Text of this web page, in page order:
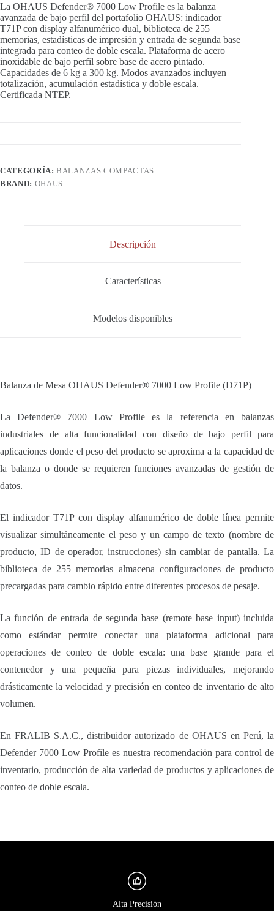
La OHAUS Defender® 7000 Low Profile es la balanza
avanzada de bajo perfil del portafolio OHAUS: indicador
T71P con display alfanumérico dual, biblioteca de 255
memorias, estadísticas de impresión y entrada de segunda base
integrada para conteo de doble escala. Plataforma de acero
inoxidable de bajo perfil sobre base de acero pintado.
Capacidades de 6 kg a 300 kg. Modos avanzados incluyen
totalización, acumulación estadística y doble escala.
Certificada NTEP.
CATEGORÍA:BALANZAS COMPACTAS
BRAND: OHAUS
Descripción
Características
Modelos disponibles
Balanza de Mesa OHAUS Defender® 7000 Low Profile (D71P)
La Defender® 7000 Low Profile es la referencia en balanzas
industriales de alta funcionalidad con diseño de bajo perfil para
aplicaciones donde el peso del producto se aproxima a la capacidad de
la balanza o donde se requieren funciones avanzadas de gestión de
datos.
El indicador T71P con display alfanumérico de doble línea permite
visualizar simultáneamente el peso y un campo de texto (nombre de
producto, ID de operador, instrucciones) sin cambiar de pantalla. La
biblioteca de 255 memorias almacena configuraciones de producto
precargadas para cambio rápido entre diferentes procesos de pesaje.
La función de entrada de segunda base (remote base input) incluida
como estándar permite conectar una plataforma adicional para
operaciones de conteo de doble escala: una base grande para el
contenedor y una pequeña para piezas individuales, mejorando
drásticamente la velocidad y precisión en conteo de inventario de alto
volumen.
En FRALIB S.A.C., distribuidor autorizado de OHAUS en Perú, la
Defender 7000 Low Profile es nuestra recomendación para control de
inventario, producción de alta variedad de productos y aplicaciones de
conteo de doble escala.
Alta Precisión